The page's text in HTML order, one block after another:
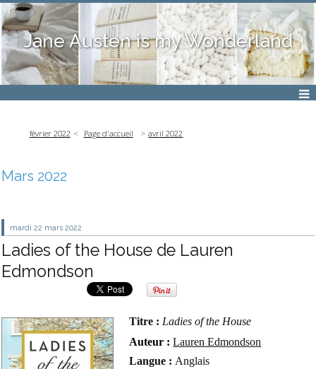
Jane Austen is my Wonderland
février 2022 Page d'accueil avril 2022
Mars 2022
mardi 22 mars 2022
Ladies of the House de Lauren
Edmondson
Titre : Ladies of the House
Auteur :Lauren Edmondson
Langue : Anglais